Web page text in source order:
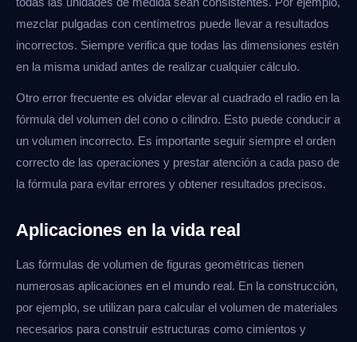
mezclar pulgadas con centímetros puede llevar a resultados
incorrectos. Siempre verifica que todas las dimensiones estén
en la misma unidad antes de realizar cualquier cálculo.
Otro error frecuente es olvidar elevar al cuadrado el radio en la
fórmula del volumen del cono o cilindro. Esto puede conducir a
un volumen incorrecto. Es importante seguir siempre el orden
correcto de las operaciones y prestar atención a cada paso de
la fórmula para evitar errores y obtener resultados precisos.
Aplicaciones en la vida real
Las fórmulas de volumen de figuras geométricas tienen
numerosas aplicaciones en el mundo real. En la construcción,
por ejemplo, se utilizan para calcular el volumen de materiales
necesarios para construir estructuras como cimientos y